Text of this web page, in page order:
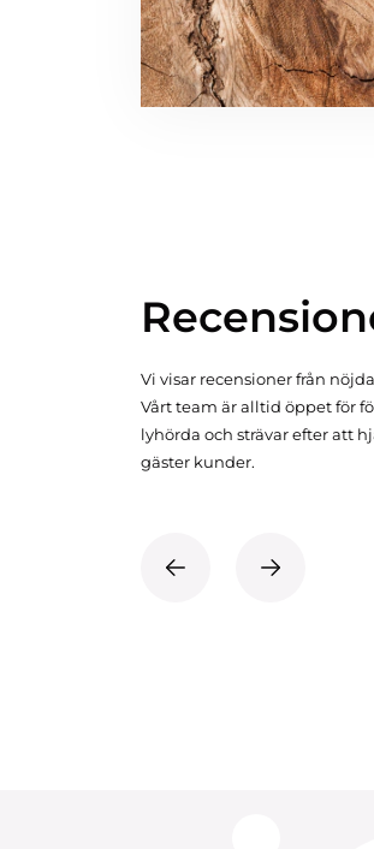
Vi visar recensioner från
Vårt team är alltid öppet för
lyhörda och strävar efter att
gäster kunder.